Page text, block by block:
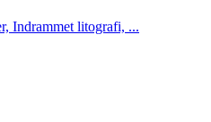
Indrammet litografi, ...